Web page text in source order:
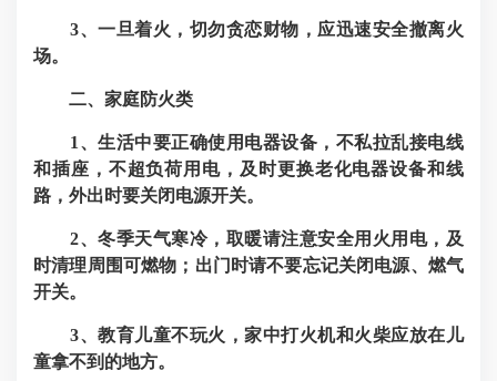
3、一旦着火，切勿贪恋财物，应迅速安全撤离火
场。
二、家庭防火类
1、生活中要正确使用电器设备，不私拉乱接电线
和插座，不超负荷用电，及时更换老化电器设备和线
路，外出时要关闭电源开关。
2、冬季天气寒冷，取暖请注意安全用火用电，及
时清理周围可燃物；出门时请不要忘记关闭电源、燃气
开关。
3、教育儿童不玩火，家中打火机和火柴应放在儿
童拿不到的地方。